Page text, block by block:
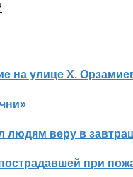
на улице Х.
людям веру в
при